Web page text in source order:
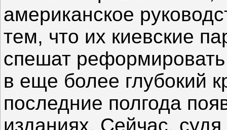
американское
тем, что их киевские
спешат реформировать
в еще более глубокий
последние полгода
изданиях. Сейчас,